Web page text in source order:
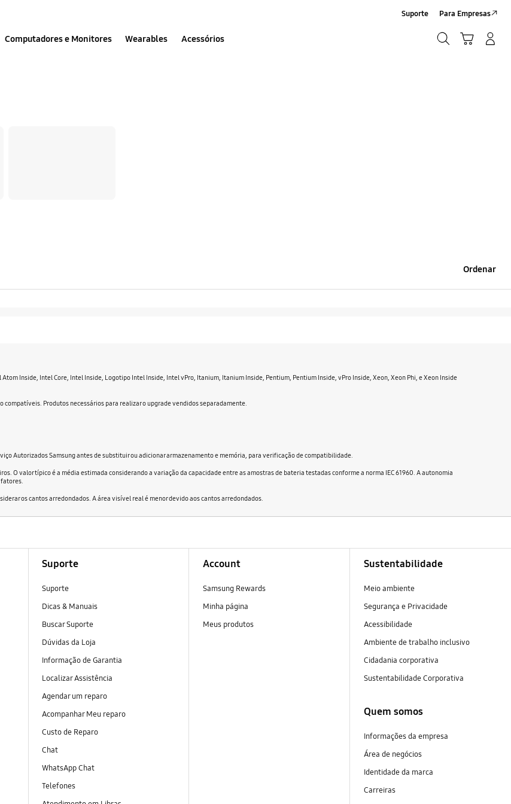
Computadores e Monitores Wearables Acessórios
Suporte Para Empresas
Ordenar
Inside, Intel Core, Intel Inside, Logotipo Intel Inside, Intel vPro, Itanium, Itanium Inside, Pentium, Pentium Inside, vPro Inside, Xeon, Xeon Phi, e Xeon Inside
Produtos necessários para realizar o upgrade vendidos separadamente.
Autorizados Samsung antes de substituir ou adicionar armazenamento e memória, para verificação de compatibilidade.
O valor típico é a média estimada considerando a variação da capacidade entre as amostras de bateria testadas conforme a norma IEC 61960. A autonomia
fatores.
os cantos arredondados. A área visível real é menor devido aos cantos arredondados.
Suporte
Suporte
Dicas & Manuais
Buscar Suporte
Dúvidas da Loja
Informação de Garantia
Localizar Assistência
Agendar um reparo
Acompanhar Meu reparo
Custo de Reparo
Chat
WhatsApp Chat
Telefones
Account
Samsung Rewards
Minha página
Meus produtos
Sustentabilidade
Meio ambiente
Segurança e Privacidade
Acessibilidade
Ambiente de trabalho inclusivo
Cidadania corporativa
Sustentabilidade Corporativa
Quem somos
Informações da empresa
Área de negócios
Identidade da marca
Carreiras